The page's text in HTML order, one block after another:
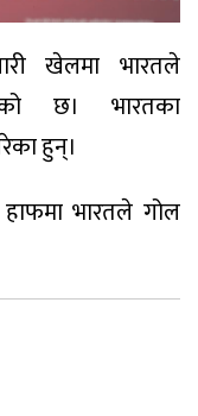
खेलमा भारतले
छ। भारतका
हुन्।
हाफमा भारतले गोल